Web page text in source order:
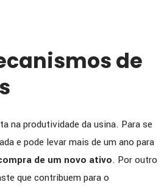
de
na produtividade da usina. Para se
e pode levar mais de um ano para
de um novo ativo. Por outro
que contribuem para o